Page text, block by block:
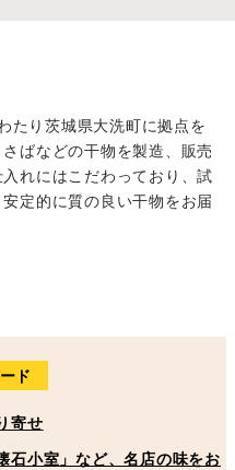
たり茨城県大洗町に拠点を
ばなどの干物を製造、販売
れにはこだわっており、試
定的に質の良い干物をお届
ド
寄せ
石小室」など、名店の味をお